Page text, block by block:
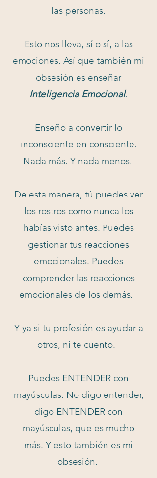
las personas.
Esto nos lleva, sí o sí, a las
emociones. Así que también mi
obsesión es enseñar
Inteligencia Emocional.
Enseño a convertir lo
inconsciente en consciente.
Nada más. Y nada menos.
De esta manera, tú puedes ver
los rostros como nunca los
habías visto antes. Puedes
gestionar tus reacciones
emocionales. Puedes
comprender las reacciones
emocionales de los demás.
Y ya si tu profesión es ayudar a
otros, ni te cuento.
Puedes ENTENDER con
mayúsculas. No digo entender,
digo ENTENDER con
mayúsculas, que es mucho
más. Y esto también es mi
obsesión.